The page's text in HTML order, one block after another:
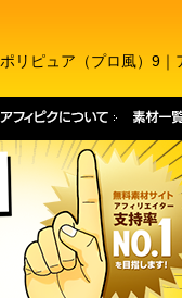
ポリピュア（プロ風）9